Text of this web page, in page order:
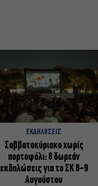
ΕΚΔΗΛΩΣΕΙΣ
Σαββατοκύριακο χωρίς
πορτοφόλι: 8 δωρεάν
εκδηλώσεις για το ΣΚ 8-9
Αυγούστου